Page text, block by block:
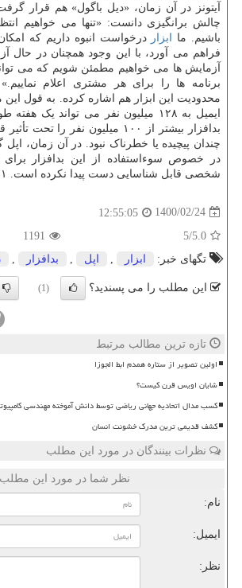
آیتونز در آن زمان، «دیل باگول» هم قرار
چالش برانگیزی دانست: «تنها می خواهیم
باشیم. ما ابزار درخواست انبوه داریم که
فراهم می آورد، با این وجود همچنان در حال
آزمایش ها می خواهیم مطمئن شویم که می
برنامه ها را برای هر مشتری اعلام
محدودیت این ابزار هم اشاره کرده. به قول
ایمیل به ۱۲۸ میلیون نفر می تواند یک
بدافزار بیشتر از ۱۰۰ میلیون نفر را
چندان پیچیده یا خطرناک نبود. در آن زمان، اپل
در خصوص سوءاستفاده از این بدافزار
شخصی قابل شناسایی دست پیدا نکرده است. ۲۱۲۱
1400/02/24
12:55:05
5.0
/5
1191
تگهای خبر:
ابزار اپل بدافزار
این مطلب را می پسندید؟ (1)
تازه ترین مطالب مرتبط
اولین تصویر از ستاره همدم ابط الجوزا
شایان اویس قرن کیست؟
کسب مدال اتحادیه جهانی ریاضی توسط دانش آموخته مهندسی
کشف قدیمی ترین مدرک خشونت انسان
نظرات بینندگان در مورد این مطلب
نظر شما در مورد این مطلب
نام:
ایمیل:
نظر: